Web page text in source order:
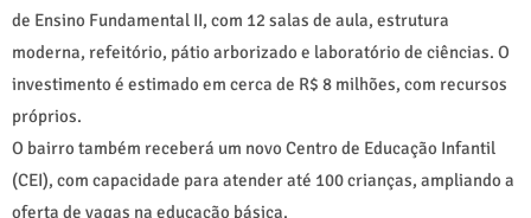
de Ensino Fundamental II, com 12 salas de aula, estrutura
moderna, refeitório, pátio arborizado e laboratório de ciências. O
investimento é estimado em cerca de R$ 8 milhões, com recursos
próprios.
O bairro também receberá um novo Centro de Educação Infantil
(CEI), com capacidade para atender até 100 crianças, ampliando a
oferta de vagas na educação básica.